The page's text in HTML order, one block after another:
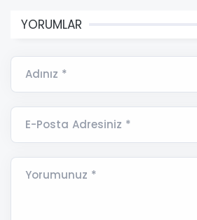
YORUMLAR
Adınız *
E-Posta Adresiniz *
Yorumunuz *